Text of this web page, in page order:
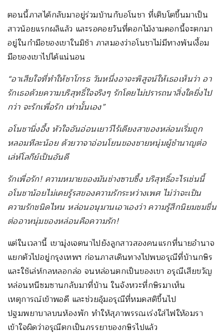
ตอนนี้ภาสได้กลับมาอยู่ร่วมบ้านกับอโนชา ที่เติบโตขึ้นมาเป็น
สาวน้อยแรกผลิแล้ว และรอคอยวันที่ดอกไม้งามดอกนี้จะตกมา
อยู่ในกำมือของเขาในมิช้า ภาสมองว่าอโนชาไม่มีทางพ้นเงื้อม
มือของเขาไปได้แน่นอน
“อาเสียใจที่ทำให้ชาโกรธ วันหนึ่งอาจะพิสูจน์ให้เธอเห็นว่า อา
รักเธอด้วยความบริสุทธิ์ใจจริงๆ รักโดยไม่ปรารถนาสิ่งใดยิ่งไป
กว่า จะรักเพื่อรัก เท่านั้นเอง”
อโนชานิ่งอึ้ง หัวใจอันอ่อนเยาว์ไร้เดียงสาของหล่อนเริ่มถูก
หลอมทีละน้อย ด้วยวาจาอ่อนโยนของชายหนุ่มผู้ชำนาญต่อ
เล่ห์โลกีย์เป็นอันดี
รักเพื่อรัก! ความหมายของมันช่างซาบซึ้ง บริสุทธิ์อะไรเช่นนี้
อโนชาน้อยไม่เคยรู้รสของความรักระหว่างเพศ ไม่ว่าจะเป็น
ความรักชนิดไหน หล่อนอนุมานเอาเองว่า ความรู้สึกนิยมชมชื่น
ต่ออาหนุ่มของหล่อนคือความรัก!
แต่ในเวลานี้ เขามุ่งเจตนาไปยังลูกสาวสองคนแรกที่นายอำนาจ
แยกตัวไปอยู่กรุงเทพฯ ก่อนภาสเดินทางไปพบอรุณีที่บ้านกษิร
และใช้เล่ห์กลหลอกล่อ จนหล่อนตกเป็นของเขา อรุณีเสียขวัญ
หล่อนหนีซมซานกลับมาที่บ้าน ในจังหวะที่กษิรมาเห็น
เหตุการณ์เข้าพอดี และช่วยอุ้มอรุณีที่หมดสติขึ้นไป
ปฐมพยาบาลบนห้องพัก ทำให้สุภาพรรณเร่งใส่ไฟให้อมรา
เข้าใจผิดว่าอรุณีตกเป็นภรรยาของกษิรไปแล้ว